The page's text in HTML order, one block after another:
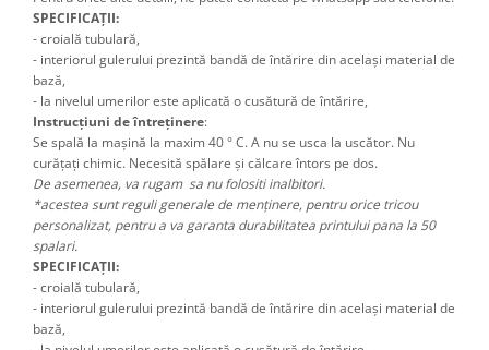
SPECIFICAȚII:
- croială tubulară,
- interiorul gulerului prezintă bandă de întărire din același material de
bază,
- la nivelul umerilor este aplicată o cusătură de întărire,
Instrucțiuni de întreținere:
Se spală la mașină la maxim 40 ° C. A nu se usca la uscător. Nu
curățați chimic. Necesită spălare și călcare întors pe dos.
De asemenea, va rugam sa nu folositi inalbitori.
*acestea sunt reguli generale de menținere, pentru orice tricou
personalizat, pentru a va garanta durabilitatea printului pana la 50
spalari.
SPECIFICAȚII:
- croială tubulară,
- interiorul gulerului prezintă bandă de întărire din același material de
bază,